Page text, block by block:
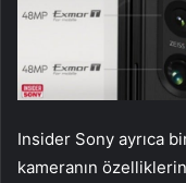
Insider Sony ayrıca
kameranın